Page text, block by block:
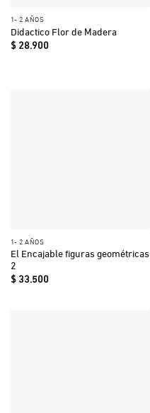
1- 2 AÑOS
Didactico Flor de Madera
$28.900
1- 2 AÑOS
El Encajable figuras geométricas
2
$33.500